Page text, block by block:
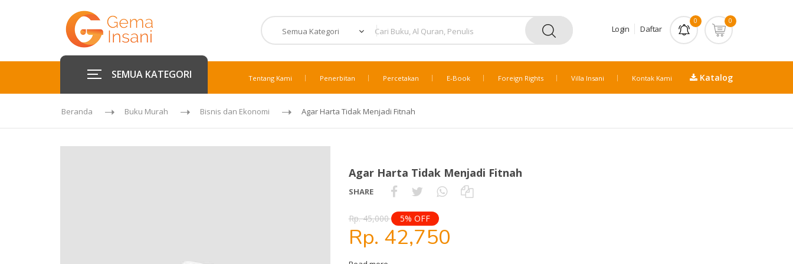
Login Daftar
0 0
SEMUA KATEGORI Tentang Kami Penerbitan Percetakan E-Book Foreign Rights Villa Insani Kontak Kami Katalog
Beranda Buku Murah Bisnis dan Ekonomi Agar Harta Tidak Menjadi Fitnah
Agar Harta Tidak Menjadi Fitnah
SHARE
Rp. 45,000 5% OFF
Rp. 42,750